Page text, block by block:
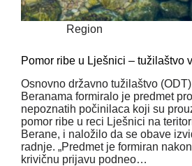
Region
Pomor ribe u Lješnici – tužilaštvo
Osnovno državno tužilaštvo
Beranama formiralo je predmet
nepoznatih počinilaca koji su
pomor ribe u reci Lješnici na
Berane, i naložilo da se obave
radnje. „Predmet je formiran
krivičnu prijavu podneo…